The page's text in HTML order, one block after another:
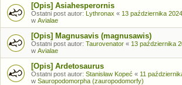
[Opis] Asiahesperornis
Ostatni post autor: Lythronax « 13 października
w Avialae
[Opis] Magnusavis (magnusawis)
Ostatni post autor: Taurovenator « 13 października
w Avialae
[Opis] Ardetosaurus
Ostatni post autor: Stanisław Kopeć « 11
w Sauropodomorpha (zauropodomorfy)